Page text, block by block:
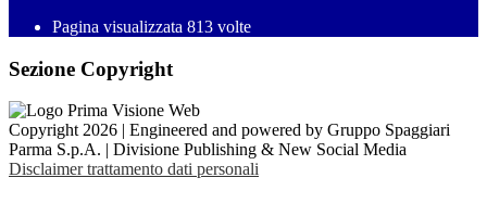
Pagina visualizzata 813 volte
Sezione Copyright
Copyright 2026 | Engineered and powered by Gruppo Spaggiari
Parma S.p.A. | Divisione Publishing & New Social Media
Disclaimer trattamento dati personali